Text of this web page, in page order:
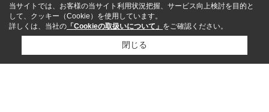
当サイトでは、お客様の当サイト利用状況把握、サービス向上検討を目的と
して、クッキー（Cookie）を使用しています。
詳しくは、当社の 「Cookieの取扱いについて」 をご確認ください。
閉じる